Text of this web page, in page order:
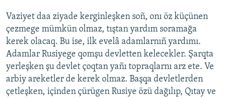
Vaziyet daa ziyade kerginleşken soñ, onı öz küçünen
çezmege mümkün olmaz, tıştan yardım soramağa
kerek olacaq. Bu ise, ilk evelâ adamlarnıñ yardımı.
Adamlar Rusiyege qomşu devletten kelecekler. Şarqta
yerleşken şu devlet çoqtan yañı topraqlarnı arz ete. Ve
arbiy areketler de kerek olmaz. Başqa devletlerden
çetleşken, içinden çürügen Rusiye özü dağılıp, Qıtay ve